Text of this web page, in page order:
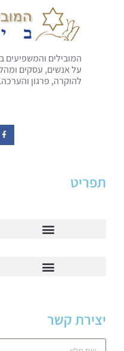
המובילים והמשפיעים
על אנשים, עסקים
להוקרה, פרגון והערכה.
תפריט
יצירת קשר